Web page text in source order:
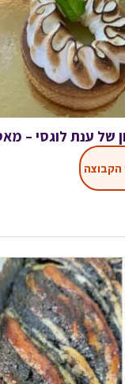
של ענת לוגסי –
הקבוצה